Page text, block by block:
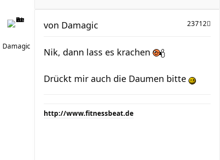
Damagic
23712
von Damagic
Nik, dann lass es krachen
Drückt mir auch die Daumen bitte
http://www.fitnessbeat.de